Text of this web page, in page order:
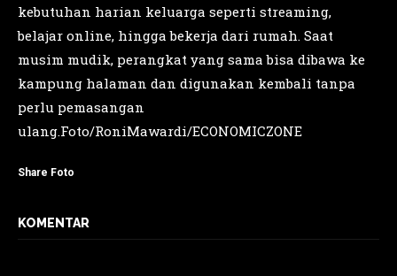
kebutuhan harian keluarga seperti streaming,
belajar online, hingga bekerja dari rumah. Saat
musim mudik, perangkat yang sama bisa dibawa ke
kampung halaman dan digunakan kembali tanpa
perlu pemasangan
ulang.Foto/RoniMawardi/ECONOMICZONE
Share Foto
KOMENTAR